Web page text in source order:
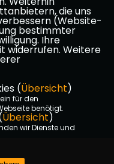
die uns
(Website-
bestimmter
Ihre
widerrufen. Weitere
(Übersicht)
für den
benötigt.
Übersicht)
wir Dienste und